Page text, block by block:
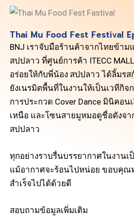
Thai Mu Food Fest Festival
BNJ เราจับมือร้านค้าจากไทยข้าม
สปปลาว ที่ศูนย์การค้า ITECC
อร่อยให้กับพี่น้อง สปปลาว ได้ลิ้มรส
ยังเนรมิตพื้นที่ในงานให้เป็นเวทีกิจ
การประกวด Cover Dance มินิคอน
เหนือ และโซนสายมูหมอดูชื่อดังจ
สปปลาว
ทุกอย่างราบรื่นบรรยากาศในงาน
แม้อากาศจะร้อนไปหน่อย ขอบคุณ
สำเร็จไปได้ด้วยดี
สอบถามข้อมูลเพิ่มเติม